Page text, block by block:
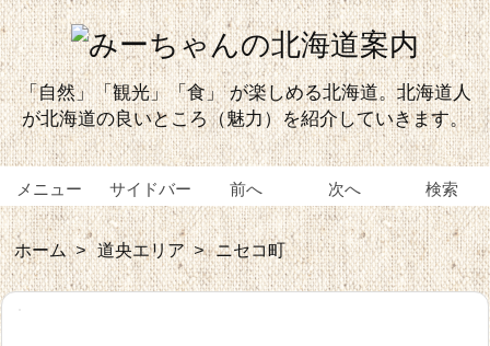
「自然」「観光」「食」 が楽しめる北海道。北海道人
が北海道の良いところ（魅力）を紹介していきます。
メニュー サイドバー 前へ 次へ 検索
ホーム > 道央エリア > ニセコ町